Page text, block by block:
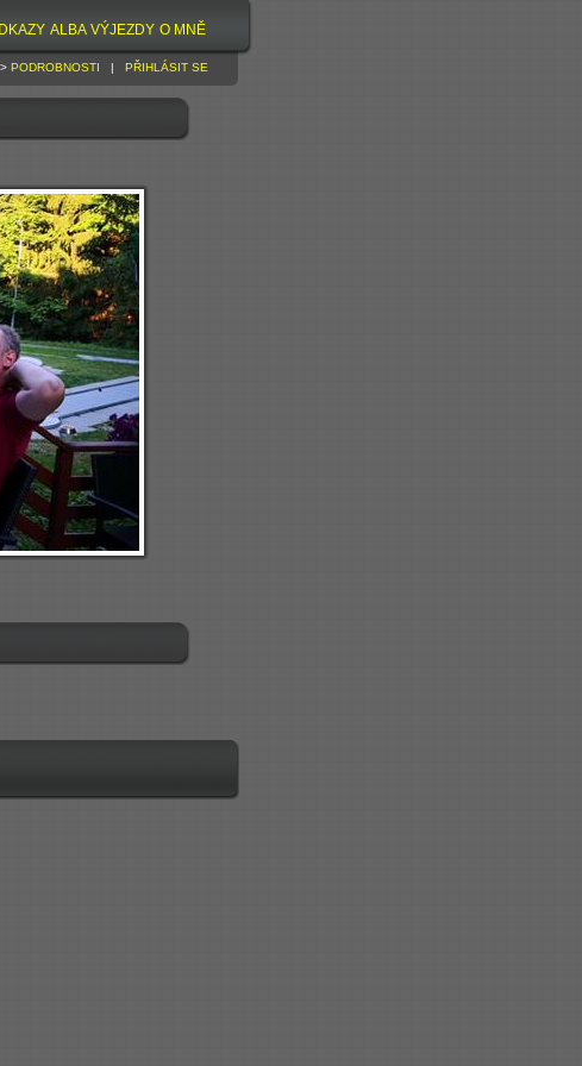
ALBA VÝJEZDY O MNĚ
> PODROBNOSTI | PŘIHLÁSIT SE